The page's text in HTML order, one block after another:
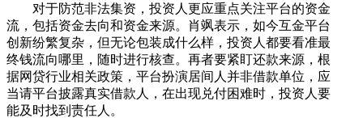
对于防范非法集资，投资人更应重点关注平台的资金
流，包括资金去向和资金来源。肖飒表示，如今互金平台
创新纷繁复杂，但无论包装成什么样，投资人都要看准最
终钱流向哪里，随时进行核查。再者要紧盯还款来源，根
据网贷行业相关政策，平台扮演居间人并非借款单位，应
当请平台披露真实借款人，在出现兑付困难时，投资人要
能及时找到责任人。